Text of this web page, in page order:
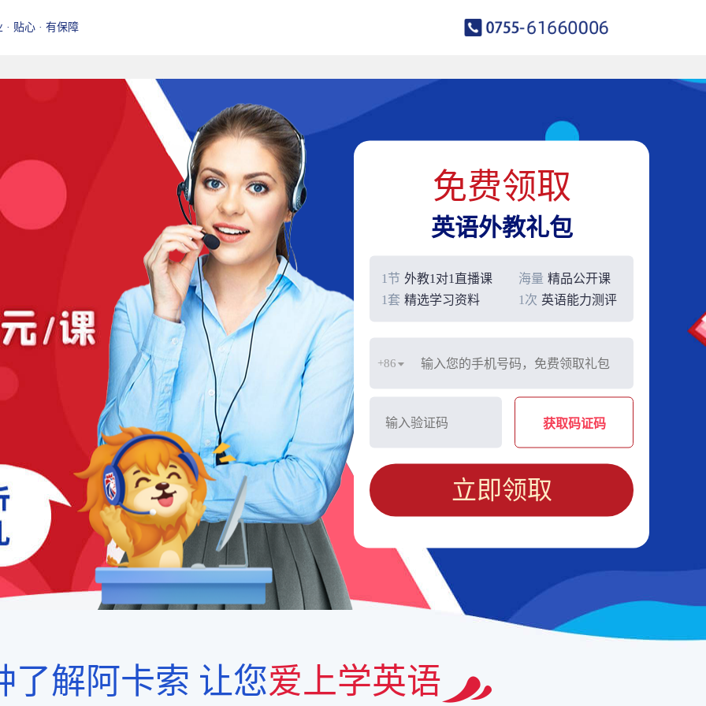
· 贴心 · 有保障
免费领取
英语外教礼包
1节 外教1对1直播课 海量 精品公开课
1套 精选学习资料 1次 英语能力测评
+86
获取码证码
立即领取
了解阿卡索 让您爱上学英语